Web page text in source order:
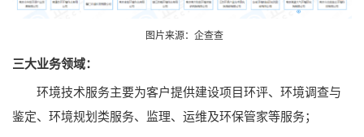
图片来源：企查查
三大业务领域：
环境技术服务主要为客户提供建设项目环评、环境调查与
鉴定、环境规划类服务、监理、运维及环保管家等服务；